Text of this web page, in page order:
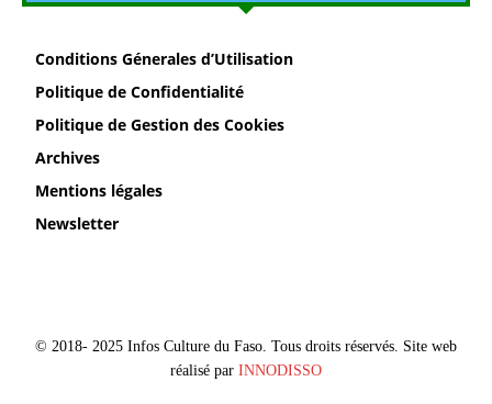
Conditions Génerales d’Utilisation
Politique de Confidentialité
Politique de Gestion des Cookies
Archives
Mentions légales
Newsletter
© 2018- 2025 Infos Culture du Faso. Tous droits réservés. Site web
réalisé par INNODISSO